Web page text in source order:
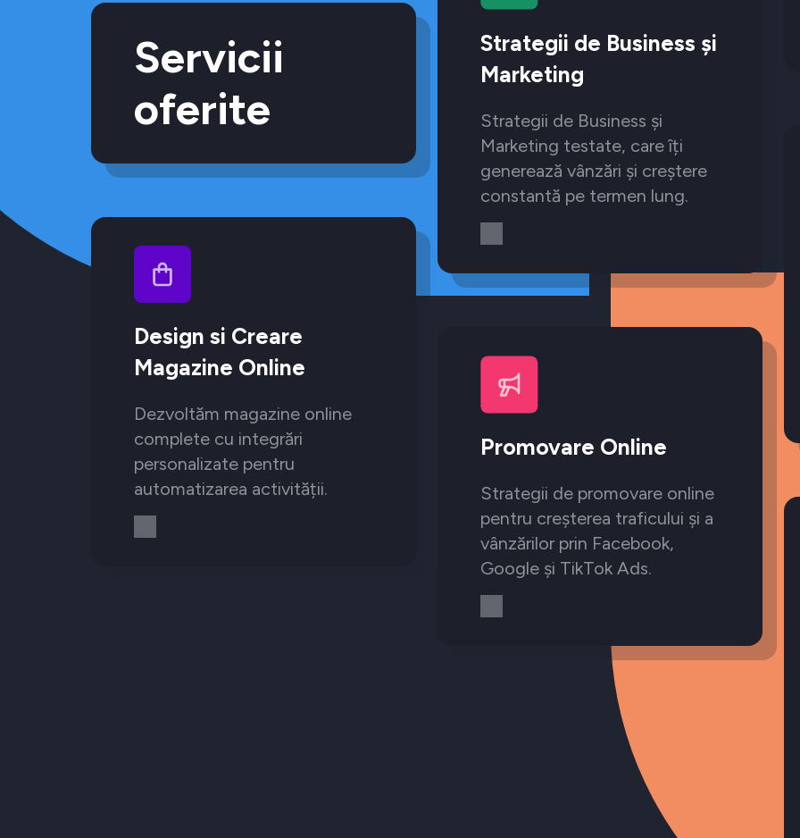
Servicii
oferite
Design si Creare
Magazine Online
Dezvoltăm magazine online
complete cu integrări
personalizate pentru
automatizarea activității.
Strategii de Business și
Marketing
Strategii de Business și
Marketing testate, care îți
generează vânzări și creștere
constantă pe termen lung.
Promovare Online
Strategii de promovare online
pentru creșterea traficului și a
vânzărilor prin Facebook,
Google și TikTok Ads.